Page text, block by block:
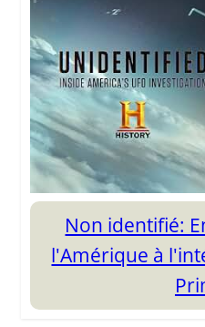
Non identifié:
l'Amérique à